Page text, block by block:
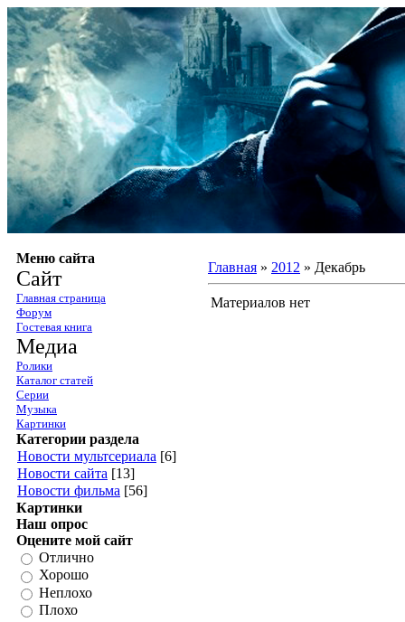
Меню сайта
Сайт
Главная страница
Форум
Гостевая книга
Медиа
Ролики
Каталог статей
Серии
Музыка
Картинки
Категории раздела
Новости мультсериала [6]
Новости сайта [13]
Новости фильма [56]
Картинки
Наш опрос
Оцените мой сайт
Отлично
Хорошо
Неплохо
Плохо
Главная » 2012 » Декабрь
Материалов нет